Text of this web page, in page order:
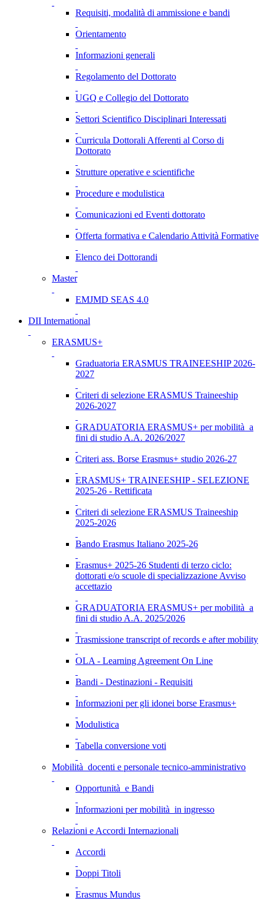
Requisiti, modalità di ammissione e bandi
Orientamento
Informazioni generali
Regolamento del Dottorato
UGQ e Collegio del Dottorato
Settori Scientifico Disciplinari Interessati
Curricula Dottorali Afferenti al Corso di
Dottorato
Strutture operative e scientifiche
Procedure e modulistica
Comunicazioni ed Eventi dottorato
Offerta formativa e Calendario Attività Formative
Elenco dei Dottorandi
Master
EMJMD SEAS 4.0
DII International
ERASMUS+
Graduatoria ERASMUS TRAINEESHIP 2026-
2027
Criteri di selezione ERASMUS Traineeship
2026-2027
GRADUATORIA ERASMUS+ per mobilità a
fini di studio A.A. 2026/2027
Criteri ass. Borse Erasmus+ studio 2026-27
ERASMUS+ TRAINEESHIP - SELEZIONE
2025-26 - Rettificata
Criteri di selezione ERASMUS Traineeship
2025-2026
Bando Erasmus Italiano 2025-26
Erasmus+ 2025-26 Studenti di terzo ciclo:
dottorati e/o scuole di specializzazione Avviso
accettazio
GRADUATORIA ERASMUS+ per mobilità a
fini di studio A.A. 2025/2026
Trasmissione transcript of records e after mobility
OLA - Learning Agreement On Line
Bandi - Destinazioni - Requisiti
Informazioni per gli idonei borse Erasmus+
Modulistica
Tabella conversione voti
Mobilità docenti e personale tecnico-amministrativo
Opportunità e Bandi
Informazioni per mobilità in ingresso
Relazioni e Accordi Internazionali
Accordi
Doppi Titoli
Erasmus Mundus